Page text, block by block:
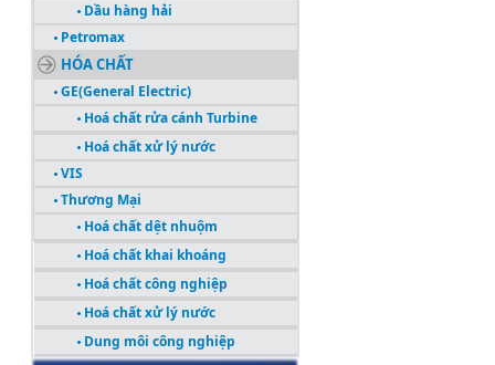
Dầu hàng hải
Petromax
HÓA CHẤT
GE(General Electric)
Hoá chất rửa cánh Turbine
Hoá chất xử lý nước
VIS
Thương Mại
Hoá chất dệt nhuộm
Hoá chất khai khoáng
Hoá chất công nghiệp
Hoá chất xử lý nước
Dung môi công nghiệp